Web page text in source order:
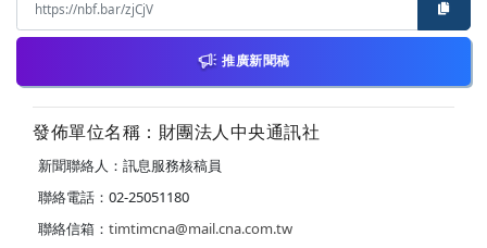
推廣新聞稿
發佈單位名稱：財團法人中央通訊社
新聞聯絡人：訊息服務核稿員
聯絡電話：02-25051180
聯絡信箱： timtimcna@mail.cna.com.tw